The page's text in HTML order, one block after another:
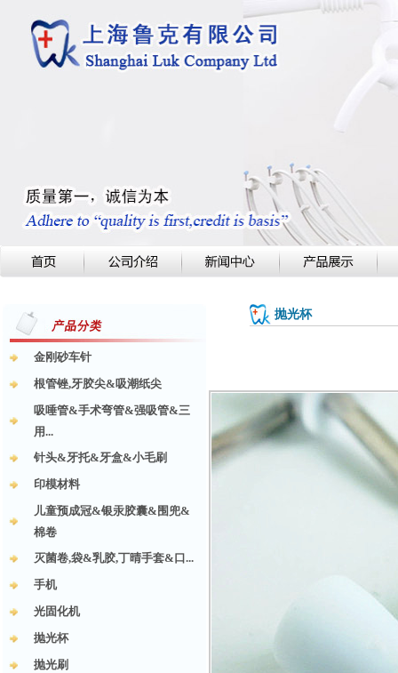
金刚砂车针
根管锉,牙胶尖&吸潮纸尖
吸唾管&手术弯管&强吸管&三
用...
针头&牙托&牙盒&小毛刷
印模材料
儿童预成冠&银汞胶囊&围兜&
棉卷
灭菌卷,袋&乳胶,丁晴手套&口...
手机
光固化机
抛光杯
抛光刷
抛光杯